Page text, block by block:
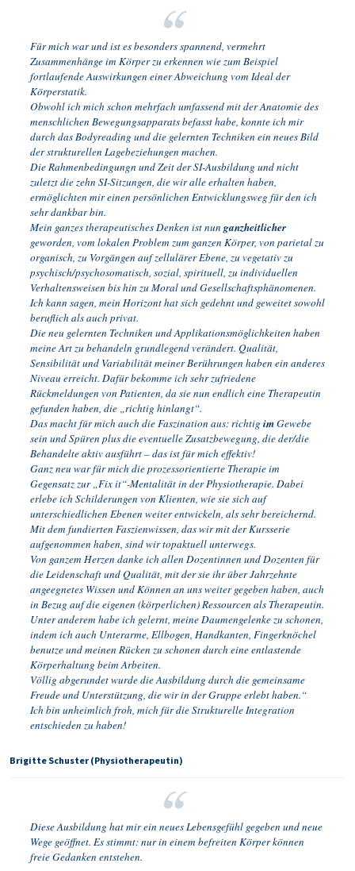
Für mich war und ist es besonders spannend, vermehrt
Zusammenhänge im Körper zu erkennen wie zum Beispiel
fortlaufende Auswirkungen einer Abweichung vom Ideal der
Körperstatik.
Obwohl ich mich schon mehrfach umfassend mit der Anatomie des
menschlichen Bewegungsapparats befasst habe, konnte ich mir
durch das Bodyreading und die gelernten Techniken ein neues Bild
der strukturellen Lagebeziehungen machen.
Die Rahmenbedingungn und Zeit der SI-Ausbildung und nicht
zuletzt die zehn SI-Sitzungen, die wir alle erhalten haben,
ermöglichten mir einen persönlichen Entwicklungsweg für den ich
sehr dankbar bin.
Mein ganzes therapeutisches Denken ist nun ganzheitlicher
geworden, vom lokalen Problem zum ganzen Körper, von parietal zu
organisch, zu Vorgängen auf zellulärer Ebene, zu vegetativ zu
psychisch/psychosomatisch, sozial, spirituell, zu individuellen
Verhaltensweisen bis hin zu Moral und Gesellschaftsphänomenen.
Ich kann sagen, mein Horizont hat sich gedehnt und geweitet sowohl
beruflich als auch privat.
Die neu gelernten Techniken und Applikationsmöglichkeiten haben
meine Art zu behandeln grundlegend verändert. Qualität,
Sensibilität und Variabilität meiner Berührungen haben ein anderes
Niveau erreicht. Dafür bekomme ich sehr zufriedene
Rückmeldungen von Patienten, da sie nun endlich eine Therapeutin
gefunden haben, die „richtig hinlangt“.
Das macht für mich auch die Faszination aus: richtig imGewebe
sein und Spüren plus die eventuelle Zusatzbewegung, die der/die
Behandelte aktiv ausführt – das ist für mich effektiv!
Ganz neu war für mich die prozessorientierte Therapie im
Gegensatz zur „Fix it“-Mentalität in der Physiotherapie. Dabei
erlebe ich Schilderungen von Klienten, wie sie sich auf
unterschiedlichen Ebenen weiter entwickeln, als sehr bereichernd.
Mit dem fundierten Faszienwissen, das wir mit der Kursserie
aufgenommen haben, sind wir topaktuell unterwegs.
Von ganzem Herzen danke ich allen Dozentinnen und Dozenten für
die Leidenschaft und Qualität, mit der sie ihr über Jahrzehnte
angeegnetes Wissen und Können an uns weiter gegeben haben, auch
in Bezug auf die eigenen (körperlichen) Ressourcen als Therapeutin.
Unter anderem habe ich gelernt, meine Daumengelenke zu schonen,
indem ich auch Unterarme, Ellbogen, Handkanten, Fingerknöchel
benutze und meinen Rücken zu schonen durch eine entlastende
Körperhaltung beim Arbeiten.
Völlig abgerundet wurde die Ausbildung durch die gemeinsame
Freude und Unterstützung, die wir in der Gruppe erlebt haben.“
Ich bin unheimlich froh, mich für die Strukturelle Integration
entschieden zu haben!
Brigitte Schuster (Physiotherapeutin)
Diese Ausbildung hat mir ein neues Lebensgefühl gegeben und neue
Wege geöffnet. Es stimmt: nur in einem befreiten Körper können
freie Gedanken entstehen.